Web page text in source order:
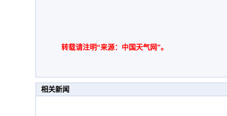
转载请注明“来源：中国天气网”。
相关新闻